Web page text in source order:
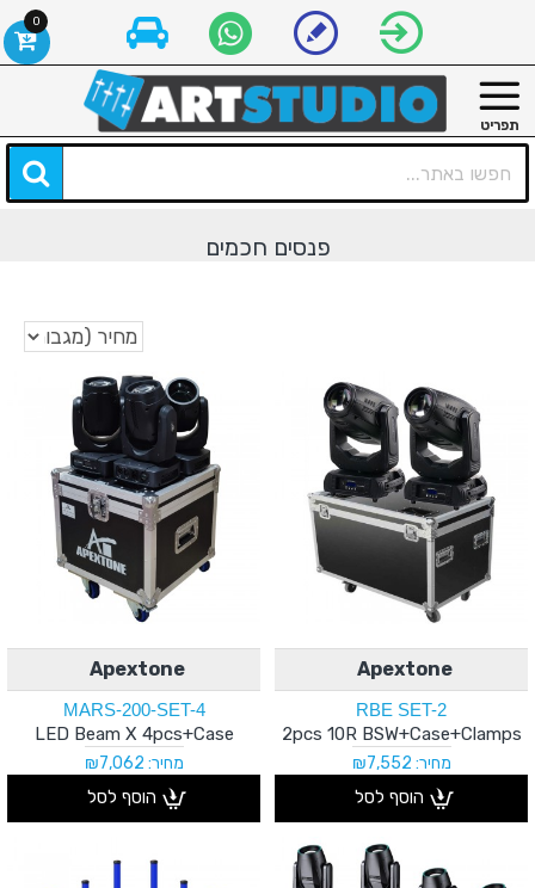
פנסים חכמים
Apextone
RBE SET-2
2pcs 10R BSW+Case+Clamps
מחיר: ₪7,552
הוסף לסל
Apextone
MARS-200-SET-4
LED Beam X 4pcs+Case
מחיר: ₪7,062
הוסף לסל
0